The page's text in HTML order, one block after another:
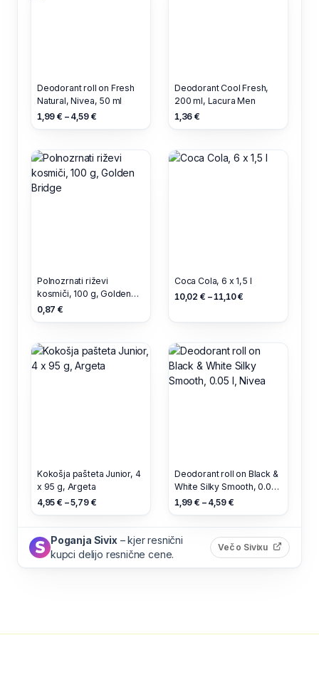
Deodorant roll on Fresh
Natural, Nivea, 50 ml
1,99 € – 4,59 €
Deodorant Cool Fresh,
200 ml, Lacura Men
1,36 €
Polnozrnati riževi
kosmiči, 100 g, Golden
Bridge
0,87 €
Coca Cola, 6 x 1,5 l
10,02 € – 11,10 €
Kokošja pašteta Junior, 4
x 95 g, Argeta
4,95 € – 5,79 €
Deodorant roll on Black &
White Silky Smooth, 0.05
l, Nivea
1,99 € – 4,59 €
Poganja Sivix – kjer resnični
kupci delijo resnične cene.
Več o Sivixu (odpre